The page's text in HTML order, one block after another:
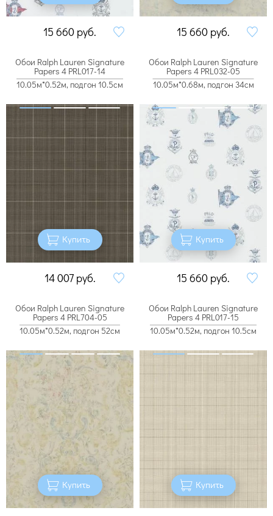
15 660 руб. 15 660 руб.
Обои Ralph Lauren Signature
Papers 4 PRL017-14
10.05м*0.52м, подгон 10.5см
Купить
14 007 руб.
Обои Ralph Lauren Signature
Papers 4 PRL032-05
10.05м*0.68м, подгон 34см
Купить
15 660 руб.
Обои Ralph Lauren Signature
Papers 4 PRL704-05
10.05м*0.52м, подгон 52см
Купить
Обои Ralph Lauren Signature
Papers 4 PRL017-15
10.05м*0.52м, подгон 10.5см
Купить